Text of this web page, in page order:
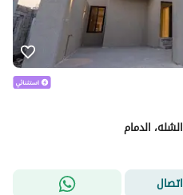
اتصال